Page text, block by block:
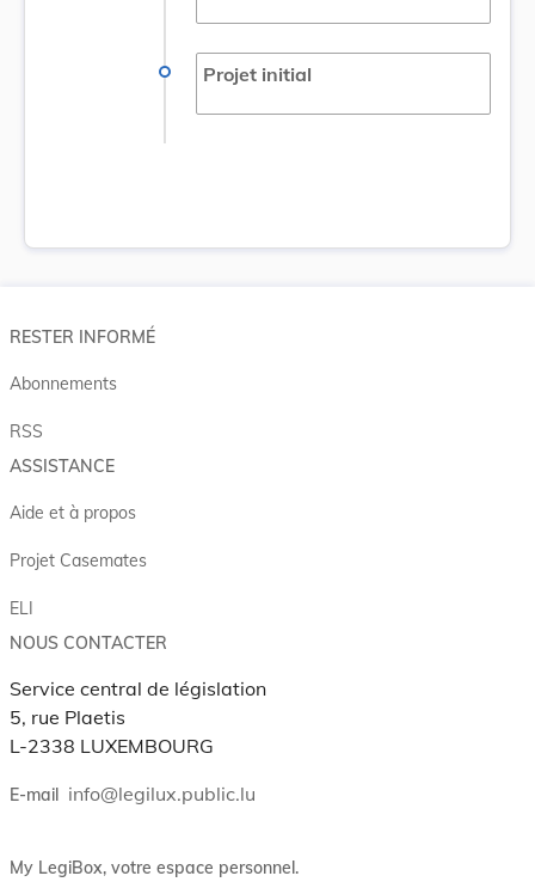
Projet initial
RESTER INFORMÉ
Abonnements
RSS
ASSISTANCE
Aide et à propos
Projet Casemates
ELI
NOUS CONTACTER
Service central de législation
5, rue Plaetis
L-2338 LUXEMBOURG
E-mail info@legilux.public.lu
My LegiBox, votre espace personnel.